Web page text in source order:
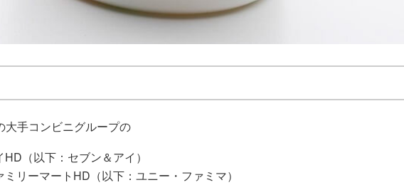
大手コンビニグループの
HD（以下：セブン＆アイ）
ミリーマートHD（以下：ユニー・ファミマ）